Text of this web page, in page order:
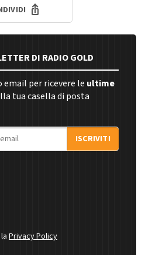
DI RADIO GOLD
per ricevere le ultime
tua casella di posta
ISCRIVITI
Privacy Policy